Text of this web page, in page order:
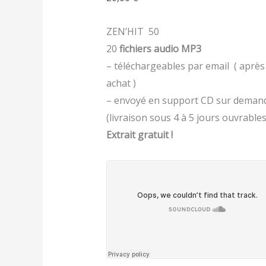
ZEN’HIT 50
20 fichiers audio MP3
– téléchargeables par email ( après
achat )
– envoyé en support CD sur
(livraison sous 4 à 5 jours
Extrait gratuit !